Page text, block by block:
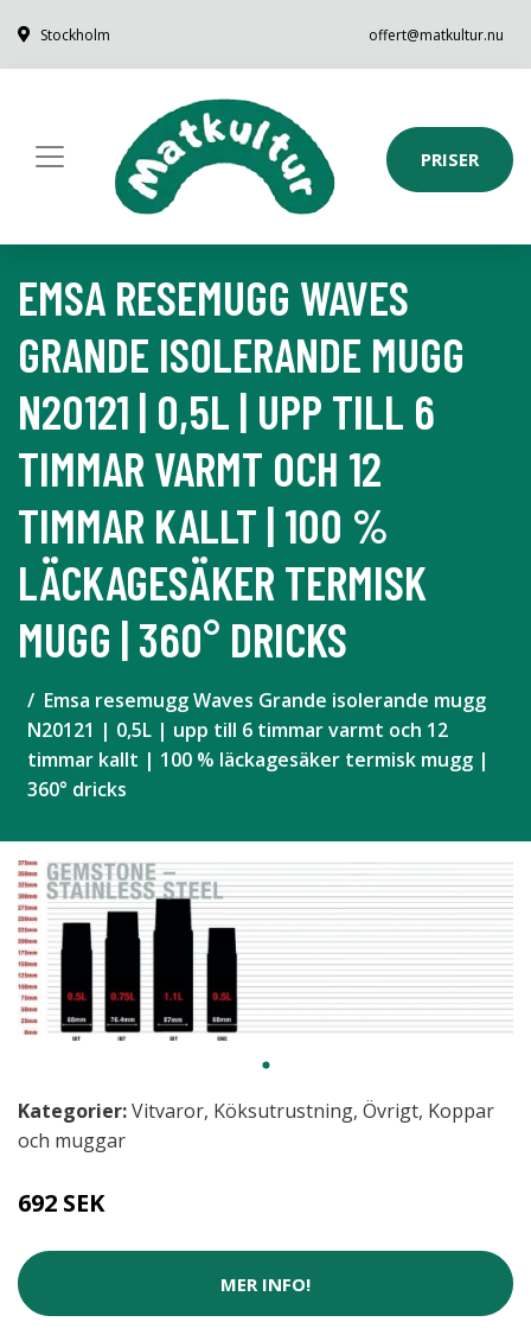
Stockholm offert@matkultur.nu
PRISER
EMSA RESEMUGG WAVES
GRANDE ISOLERANDE MUGG
N20121 | 0,5L | UPP TILL 6
TIMMAR VARMT OCH 12
TIMMAR KALLT | 100 %
LÄCKAGESÄKER TERMISK
MUGG | 360° DRICKS
Emsa resemugg Waves Grande isolerande mugg
N20121 | 0,5L | upp till 6 timmar varmt och 12
timmar kallt | 100 % läckagesäker termisk mugg |
360° dricks
Kategorier:Vitvaror, Köksutrustning, Övrigt, Koppar
och muggar
692 SEK
MER INFO!